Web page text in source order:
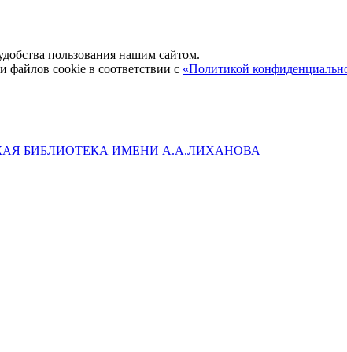
пользования нашим сайтом.
файлов cookie в соответствии с «Политикой
БИБЛИОТЕКА ИМЕНИ А.А.ЛИХАНОВА